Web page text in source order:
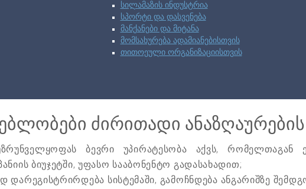
სილამაზის ინდუსტრია
სპორტი და დასვენება
მანქანები და მიტანა
მომსახურება ადამიანებისთვის
თითოეული ორგანიზაციისთვის
ძირითადი
ბევრი უპირატესობა აქვს, რომელთაგან
ბიუჯეტში, უფასო სააბონენტო გადასახადით;
სისტემაში, გამოჩნდება ანგარიშზე